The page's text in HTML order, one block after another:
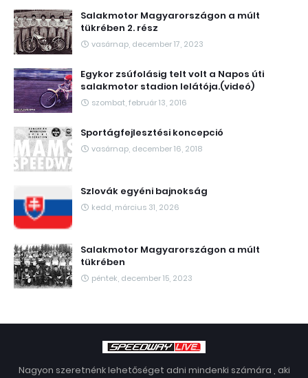
Salakmotor Magyarországon a múlt
tükrében 2. rész
vasárnap, december 17, 2023
Egykor zsúfolásig telt volt a Napos úti
salakmotor stadion lelátója.(videó)
szombat, február 13, 2016
Sportágfejlesztési koncepció
vasárnap, december 16, 2018
Szlovák egyéni bajnokság
kedd, március 31, 2026
Salakmotor Magyarországon a múlt
tükrében
péntek, december 15, 2023
Nagyon szeretnénk lehetőséget adni mindenki számára , aki